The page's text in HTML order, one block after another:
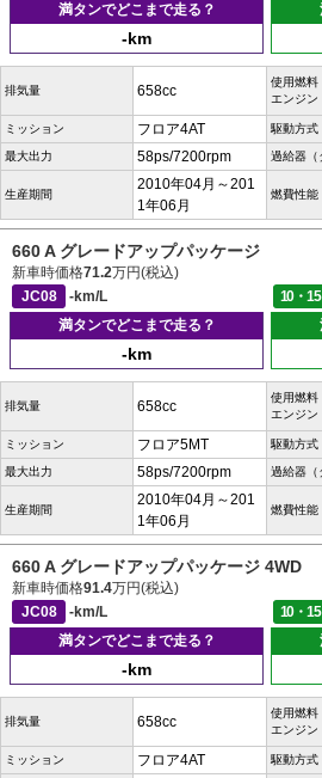
満タンでどこまで走る？
-km
排気量 658cc
使用燃料
エンジン
ミッション フロア4AT 駆動方式
最大出力 58ps/7200rpm 過給器（
生産期間
2010年04月～201
1年06月
燃費性能
660 A グレードアップパッケージ
新車時価格71.2万円(税込)
JC08
-km/L 10・15
満タンでどこまで走る？
-km
排気量 658cc
使用燃料
エンジン
ミッション フロア5MT 駆動方式
最大出力 58ps/7200rpm 過給器（
生産期間
2010年04月～201
1年06月
燃費性能
660 A グレードアップパッケージ 4WD
新車時価格91.4万円(税込)
JC08
-km/L 10・15
満タンでどこまで走る？
-km
排気量 658cc
使用燃料
エンジン
ミッション フロア4AT 駆動方式